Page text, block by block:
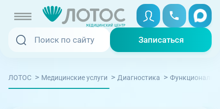
Записаться
Записаться
Услуги и цены
Записаться онлайн
Вызвать скорую
ЛОТОС > Медицинские услуги > Диагностика >